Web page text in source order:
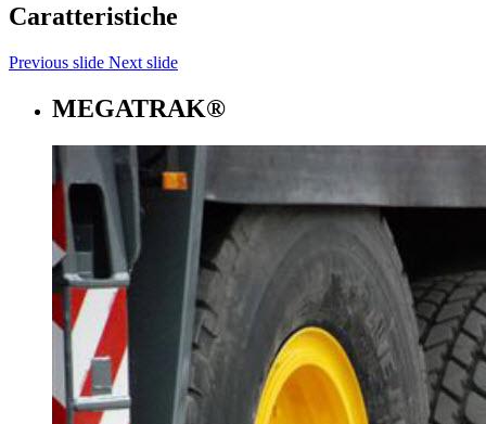
Caratteristiche
Previous slide Next slide
MEGATRAK®